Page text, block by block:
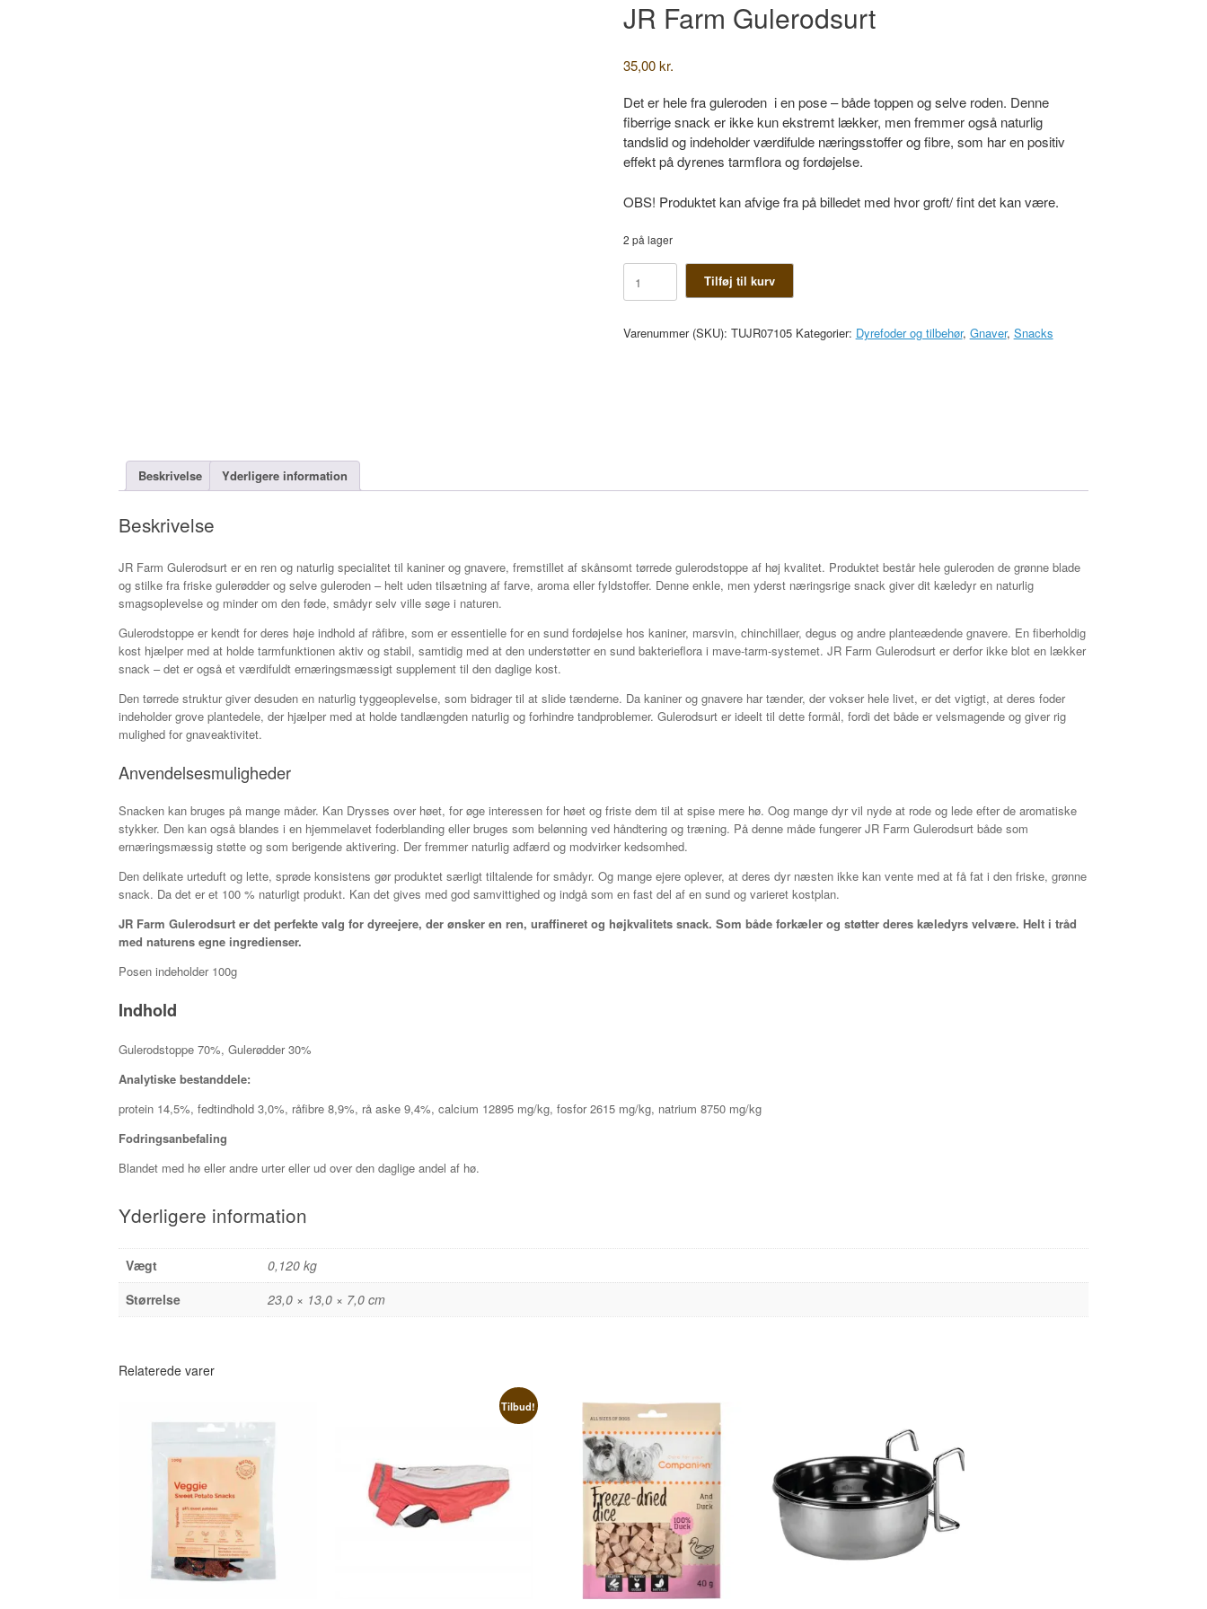
JR Farm Gulerodsurt
35,00kr.
Det er hele fra guleroden i en pose – både toppen og selve roden. Denne
fiberrige snack er ikke kun ekstremt lækker, men fremmer også naturlig
tandslid og indeholder værdifulde næringsstoffer og fibre, som har en positiv
effekt på dyrenes tarmflora og fordøjelse.
OBS! Produktet kan afvige fra på billedet med hvor groft/ fint det kan være.
2 på lager
Farm
Gulerodsurt
Tilføj til kurv
Varenummer (SKU): TUJR07105 Kategorier: Dyrefoder og tilbehør, Gnaver, Snacks
Beskrivelse Yderligere information
Beskrivelse
JR Farm Gulerodsurt er en ren og naturlig specialitet til kaniner og gnavere, fremstillet af skånsomt tørrede gulerodstoppe af høj kvalitet. Produktet består hele guleroden de grønne blade
og stilke fra friske gulerødder og selve guleroden – helt uden tilsætning af farve, aroma eller fyldstoffer. Denne enkle, men yderst næringsrige snack giver dit kæledyr en naturlig
smagsoplevelse og minder om den føde, smådyr selv ville søge i naturen.
Gulerodstoppe er kendt for deres høje indhold af råfibre, som er essentielle for en sund fordøjelse hos kaniner, marsvin, chinchillaer, degus og andre planteædende gnavere. En fiberholdig
kost hjælper med at holde tarmfunktionen aktiv og stabil, samtidig med at den understøtter en sund bakterieflora i mave-tarm-systemet. JR Farm Gulerodsurt er derfor ikke blot en lækker
snack – det er også et værdifuldt ernæringsmæssigt supplement til den daglige kost.
Den tørrede struktur giver desuden en naturlig tyggeoplevelse, som bidrager til at slide tænderne. Da kaniner og gnavere har tænder, der vokser hele livet, er det vigtigt, at deres foder
indeholder grove plantedele, der hjælper med at holde tandlængden naturlig og forhindre tandproblemer. Gulerodsurt er ideelt til dette formål, fordi det både er velsmagende og giver rig
mulighed for gnaveaktivitet.
Anvendelsesmuligheder
Snacken kan bruges på mange måder. Kan Drysses over høet, for øge interessen for høet og friste dem til at spise mere hø. Oog mange dyr vil nyde at rode og lede efter de aromatiske
stykker. Den kan også blandes i en hjemmelavet foderblanding eller bruges som belønning ved håndtering og træning. På denne måde fungerer JR Farm Gulerodsurt både som
ernæringsmæssig støtte og som berigende aktivering. Der fremmer naturlig adfærd og modvirker kedsomhed.
Den delikate urteduft og lette, sprøde konsistens gør produktet særligt tiltalende for smådyr. Og mange ejere oplever, at deres dyr næsten ikke kan vente med at få fat i den friske, grønne
snack. Da det er et 100 % naturligt produkt. Kan det gives med god samvittighed og indgå som en fast del af en sund og varieret kostplan.
JR Farm Gulerodsurt er det perfekte valg for dyreejere, der ønsker en ren, uraffineret og højkvalitets snack. Som både forkæler og støtter deres kæledyrs velvære. Helt i tråd
med naturens egne ingredienser.
Posen indeholder 100g
Indhold
Gulerodstoppe 70%, Gulerødder 30%
Analytiske bestanddele:
protein 14,5%, fedtindhold 3,0%, råfibre 8,9%, rå aske 9,4%, calcium 12895 mg/kg, fosfor 2615 mg/kg, natrium 8750 mg/kg
Fodringsanbefaling
Blandet med hø eller andre urter eller ud over den daglige andel af hø.
Yderligere information
Vægt
0,120 kg
Størrelse
23,0 × 13,0 × 7,0 cm
Relaterede varer
Tilbud!